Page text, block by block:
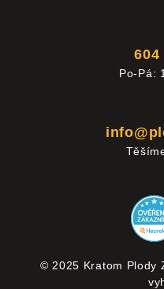
604
Po-Pá:
© 2025 Kratom Plody